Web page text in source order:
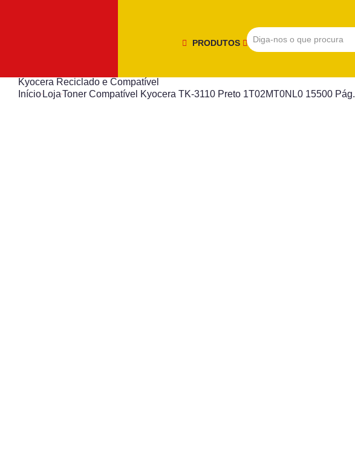
PRODUTOS
Kyocera Reciclado e Compatível
Início LojaToner Compatível Kyocera TK-3110 Preto 1T02MT0NL0 15500 Pág.